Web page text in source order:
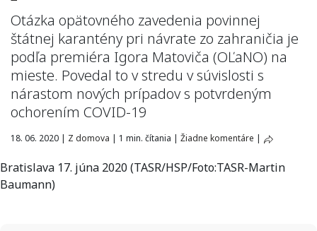
Otázka opätovného zavedenia povinnej
štátnej karantény pri návrate zo zahraničia je
podľa premiéra Igora Matoviča (OĽaNO) na
mieste. Povedal to v stredu v súvislosti s
nárastom nových prípadov s potvrdeným
ochorením COVID-19
18. 06. 2020 | Z domova | 1 min. čítania | Žiadne komentáre |
Bratislava 17. júna 2020 (TASR/HSP/Foto:TASR-Martin
Baumann)